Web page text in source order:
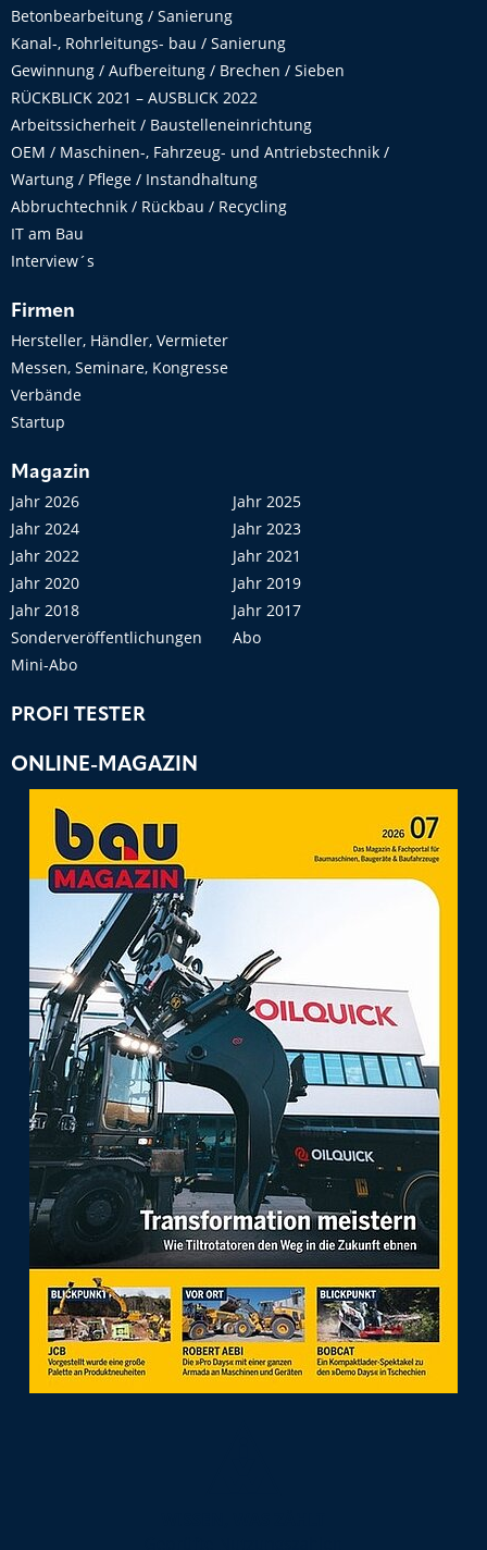
Betonbearbeitung / Sanierung
Kanal-, Rohrleitungs- bau / Sanierung
Gewinnung / Aufbereitung / Brechen / Sieben
RÜCKBLICK 2021 – AUSBLICK 2022
Arbeitssicherheit / Baustelleneinrichtung
OEM / Maschinen-, Fahrzeug- und Antriebstechnik /
Wartung / Pflege / Instandhaltung
Abbruchtechnik / Rückbau / Recycling
IT am Bau
Interview´s
Firmen
Hersteller, Händler, Vermieter
Messen, Seminare, Kongresse
Verbände
Startup
Magazin
Jahr 2026
Jahr 2025
Jahr 2024
Jahr 2023
Jahr 2022
Jahr 2021
Jahr 2020
Jahr 2019
Jahr 2018
Jahr 2017
Sonderveröffentlichungen
Abo
Mini-Abo
PROFI TESTER
ONLINE-MAGAZIN